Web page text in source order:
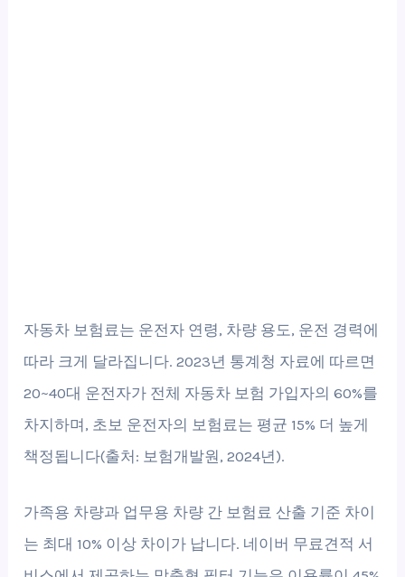
자동차 보험료는 운전자 연령, 차량 용도, 운전 경력에
따라 크게 달라집니다. 2023년 통계청 자료에 따르면
20~40대 운전자가 전체 자동차 보험 가입자의 60%를
차지하며, 초보 운전자의 보험료는 평균 15% 더 높게
책정됩니다(출처: 보험개발원, 2024년).
가족용 차량과 업무용 차량 간 보험료 산출 기준 차이
는 최대 10% 이상 차이가 납니다. 네이버 무료견적 서